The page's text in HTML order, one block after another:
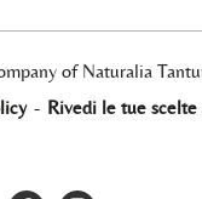
of Naturalia
- Rivedi le tue